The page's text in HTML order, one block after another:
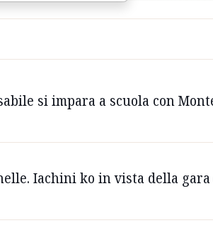
si impara a scuola con
Iachini ko in vista della